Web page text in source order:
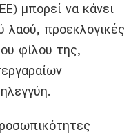
μπορεί να κάνει
λαού, προεκλογικές
φίλου της,